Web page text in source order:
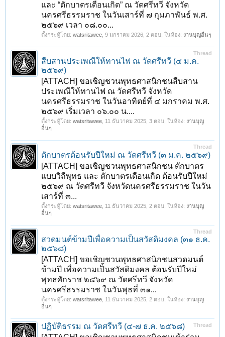
และ “ตักบาตรเดือนเกิด” ณ วัดศรีทวี จังหวัด
นครศรีธรรมราช ในวันเสาร์ที่ ๗ กุมภาพันธ์ พ.ศ.
๒๕๖๙ เวลา ๐๘.๐๐...
ตั้งกระทู้โดย: watsritawee 9 มกราคม 2026 , 2 ตอบ, ในห้อง: งานบุญอื่นๆ
Thread
สืบสานประเพณีให้ทานไฟ ณ วัดศรีทวี (๔ ม.ค.
๒๕๖๙)
[ATTACH] ขอเชิญชวนพุทธศาสนิกชนสืบสาน
ประเพณีให้ทานไฟ ณ วัดศรีทวี จังหวัด
นครศรีธรรมราช ในวันอาทิตย์ที่ ๔ มกราคม พ.ศ.
๒๕๖๙ เริ่มเวลา ๐๖.๐๐ น....
ตั้งกระทู้โดย: watsritawee 11 ธันวาคม 2025 , 3 ตอบ, ในห้อง: งานบุญ
อื่นๆ
Thread
ตักบาตรต้อนรับปีใหม่ ณ วัดศรีทวี (๓ ม.ค. ๒๕๖๙)
[ATTACH] ขอเชิญชวนพุทธศาสนิกชน ตักบาตร
แบบวิถีพุทธ และ ตักบาตรเดือนเกิด ต้อนรับปีใหม่
๒๕๖๙ ณ วัดศรีทวี จังหวัดนครศรีธรรมราช ในวัน
เสาร์ที่ ๓...
ตั้งกระทู้โดย: watsritawee 11 ธันวาคม 2025 , 2 ตอบ, ในห้อง: งานบุญ
อื่นๆ
Thread
สวดมนต์ข้ามปีเพื่อความเป็นสวัสดิมงคล (๓๑ ธ.ค.
๒๕๖๘)
[ATTACH] ขอเชิญชวนพุทธศาสนิกชนสวดมนต์
ข้ามปี เพื่อความเป็นสวัสดิมงคล ต้อนรับปีใหม่
พุทธศักราช ๒๕๖๙ ณ วัดศรีทวี จังหวัด
นครศรีธรรมราช ในวันพุธที่ ๓๑...
ตั้งกระทู้โดย: watsritawee 11 ธันวาคม 2025 , 2 ตอบ, ในห้อง: งานบุญ
อื่นๆ
Thread
ปฏิบัติธรรม ณ วัดศรีทวี (๔-๗ ธ.ค. ๒๕๖๘)